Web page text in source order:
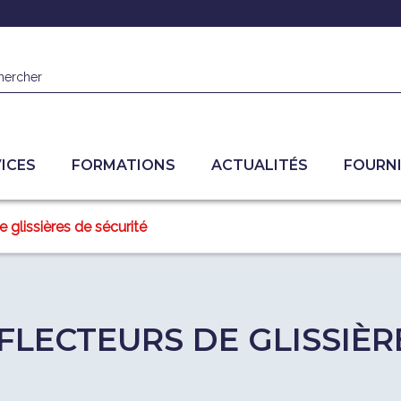
FORMATIONS ACTUALITÉS
glissières de sécurité
DE